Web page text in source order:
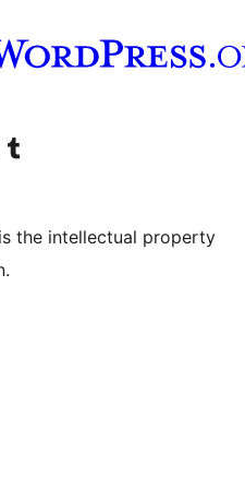
accountkanaal
Bezoek ons Tumblr account
the intellectual property